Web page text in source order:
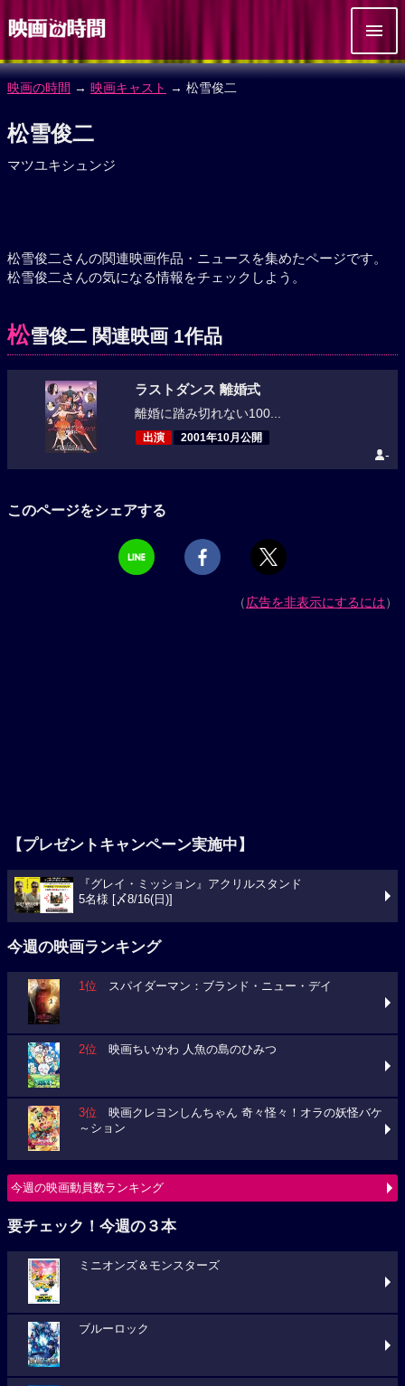
映画の時間 → 映画キャスト → 松雪俊二
松雪俊二
マツユキシュンジ
松雪俊二さんの関連映画作品・ニュースを集めたページです。
松雪俊二さんの気になる情報をチェックしよう。
松雪俊二 関連映画 1作品
ラストダンス 離婚式
離婚に踏み切れない100...
出演 2001年10月公開
-
このページをシェアする
（広告を非表示にするには）
【プレゼントキャンペーン実施中】
『グレイ・ミッション』アクリルスタンド
5名様 [〆8/16(日)]
今週の映画ランキング
1位 スパイダーマン：ブランド・ニュー・デイ
2位 映画ちいかわ 人魚の島のひみつ
3位 映画クレヨンしんちゃん 奇々怪々！オラの妖怪バケ
～ション
今週の映画動員数ランキング
要チェック！今週の３本
ミニオンズ＆モンスターズ
ブルーロック